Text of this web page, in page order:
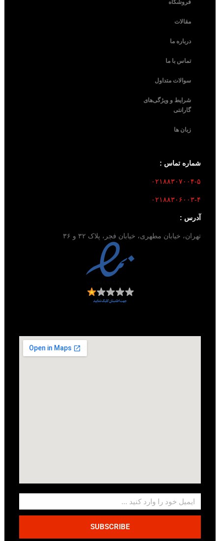
فروشگاه
مقالات
درباره ما
تماس با ما
سوالات متداول
شرایط و ویژگی‌های
گارانتی
زبان ها
شماره تماس :
۰۲۱۸۸۳۰۷۰۰۴-۵
۰۲۱۸۸۳۰۶۰۰۳-۴
آدرس :
تهران، خیابان مطهری، خیابان فجر، پلاک ۳۲ و ۳۶
SUBSCRIBE